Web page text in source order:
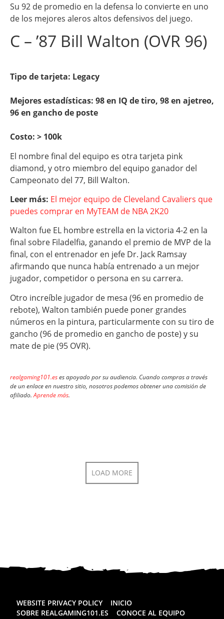
Su 92 de promedio en la defensa lo convierte en uno
de los mejores aleros altos defensivos del juego.
C – ’87 Bill Walton (OVR 96)
Tipo de tarjeta: Legacy
Mejores estadísticas: 98 en IQ de tiro, 98 en ajetreo,
96 en gancho de poste
Costo: > 100k
El nombre final del equipo es otra tarjeta pink
diamond, y otro miembro del equipo ganador del
Campeonato del 77, Bill Walton.
Leer más: El mejor equipo de Cleveland Cavaliers que
puedes comprar en MyTEAM de NBA 2K20
Walton fue EL hombre estrella en la victoria 4-2 en la
final sobre Filadelfia, ganando el premio de MVP de la
final, con el entrenador en jefe Dr. Jack Ramsay
afirmando que nunca había entrenado a un mejor
jugador, competidor o persona en su carrera.
Otro increíble jugador de mesa (96 en promedio de
rebote), Walton también puede poner grandes
números en la pintura, particularmente con su tiro de
gancho (96 de promedio en gancho de poste) y su
mate de pie (95 OVR).
realgaming101.eses apoyado por su audiencia. Cuando compras a través
de un enlace en nuestro sitio, nosotros podemos obtener una comisión de
afiliado.Aprende más.
LOAD MORE
WEBSITE PRIVACY POLICY
INICIO
SOBRE REALGAMING101.ES
CONOCE AL EQUIPO